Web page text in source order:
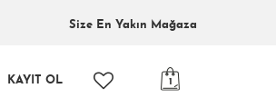
Size En Yakın Mağaza
1
KAYIT OL